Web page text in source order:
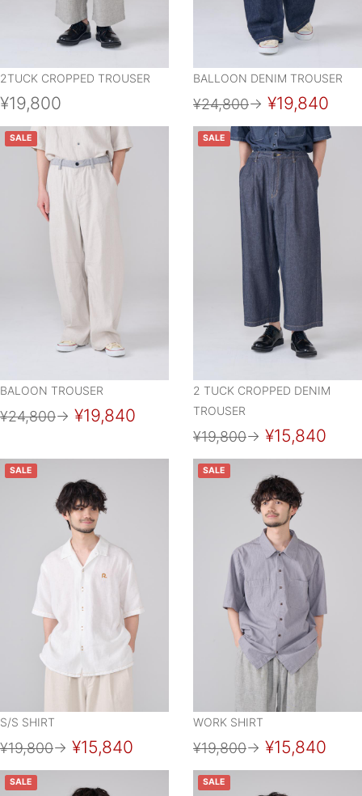
2TUCK CROPPED TROUSER
¥19,800
BALLOON DENIM TROUSER
¥24,800→ ¥19,840
SALE
BALOON TROUSER
¥24,800→ ¥19,840
SALE
2 TUCK CROPPED DENIM
TROUSER
¥19,800→ ¥15,840
SALE
S/S SHIRT
¥19,800→ ¥15,840
SALE
WORK SHIRT
¥19,800→ ¥15,840
SALE SALE